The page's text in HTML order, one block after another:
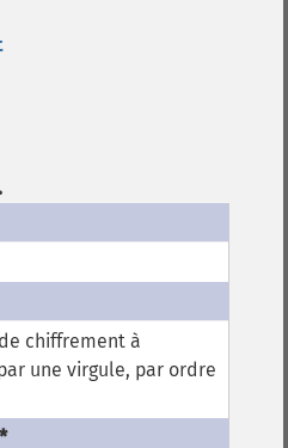
chiffrement à
une virgule, par ordre